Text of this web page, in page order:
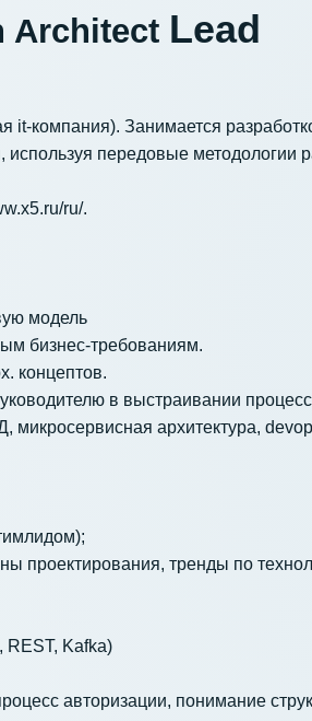
Architect Lead
it-компания). Занимается
передовые методологии
ru/.
модель
бизнес-требованиям.
концептов.
в выстраивании
микросервисная архитектура,
проектирования, тренды по
REST, Kafka)
авторизации, понимание